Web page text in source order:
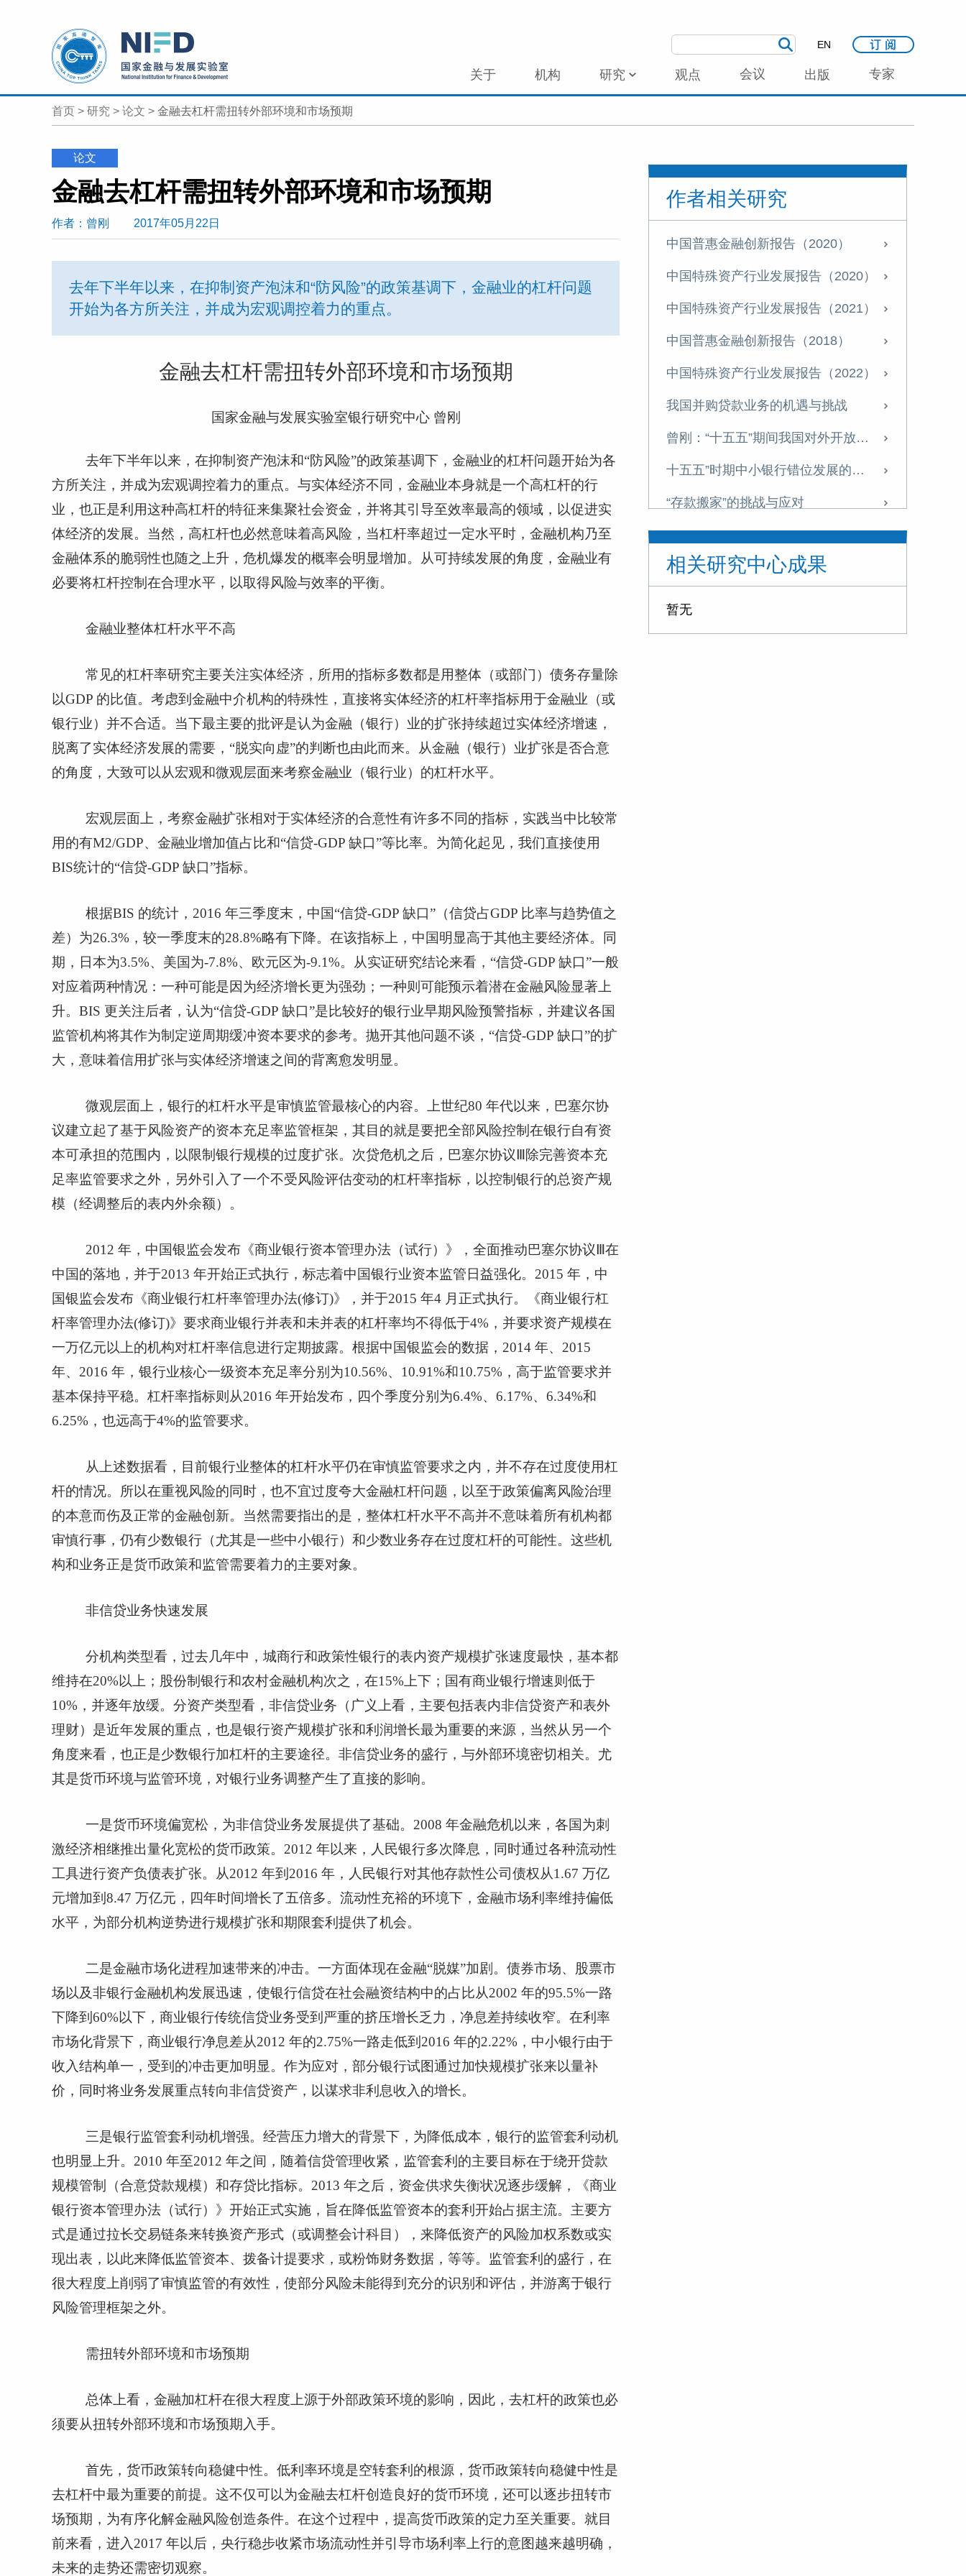
EN
关于 机构 研究 观点 会议 出版 专家
首页 > 研究 > 论文 > 金融去杠杆需扭转外部环境和市场预期
论文
金融去杠杆需扭转外部环境和市场预期
作者 ：曾刚 2017年05月22日
去年下半年以来，在抑制资产泡沫和“防风险”的政策基调下，金融业的杠杆问题
开始为各方所关注，并成为宏观调控着力的重点。
金融去杠杆需扭转外部环境和市场预期
国家金融与发展实验室银行研究中心 曾刚
去年下半年以来，在抑制资产泡沫和“防风险”的政策基调下，金融业的杠杆问题开始为各
方所关注，并成为宏观调控着力的重点。与实体经济不同，金融业本身就是一个高杠杆的行
业，也正是利用这种高杠杆的特征来集聚社会资金，并将其引导至效率最高的领域，以促进实
体经济的发展。当然，高杠杆也必然意味着高风险，当杠杆率超过一定水平时，金融机构乃至
金融体系的脆弱性也随之上升，危机爆发的概率会明显增加。从可持续发展的角度，金融业有
必要将杠杆控制在合理水平，以取得风险与效率的平衡。
金融业整体杠杆水平不高
常见的杠杆率研究主要关注实体经济，所用的指标多数都是用整体（或部门）债务存量除
以GDP 的比值。考虑到金融中介机构的特殊性，直接将实体经济的杠杆率指标用于金融业（或
银行业）并不合适。当下最主要的批评是认为金融（银行）业的扩张持续超过实体经济增速，
脱离了实体经济发展的需要，“脱实向虚”的判断也由此而来。从金融（银行）业扩张是否合意
的角度，大致可以从宏观和微观层面来考察金融业（银行业）的杠杆水平。
宏观层面上，考察金融扩张相对于实体经济的合意性有许多不同的指标，实践当中比较常
用的有M2/GDP、金融业增加值占比和“信贷-GDP 缺口”等比率。为简化起见，我们直接使用
BIS统计的“信贷-GDP 缺口”指标。
根据BIS 的统计， 2016 年三季度末，中国“信贷-GDP 缺口”（信贷占GDP 比率与趋势值之
差）为26.3% ，较一季度末的28.8%略有下降。在该指标上，中国明显高于其他主要经济体。同
期，日本为3.5%、美国为-7.8%、欧元区为-9.1%。从实证研究结论来看，“信贷-GDP 缺口”一般
对应着两种情况：一种可能是因为经济增长更为强劲；一种则可能预示着潜在金融风险显著上
升。 BIS 更关注后者，认为“信贷-GDP 缺口”是比较好的银行业早期风险预警指标，并建议各国
监管机构将其作为制定逆周期缓冲资本要求的参考。抛开其他问题不谈，“信贷-GDP 缺口”的扩
大，意味着信用扩张与实体经济增速之间的背离愈发明显。
微观层面上，银行的杠杆水平是审慎监管最核心的内容。上世纪80 年代以来，巴塞尔协
议建立起了基于风险资产的资本充足率监管框架，其目的就是要把全部风险控制在银行自有资
本可承担的范围内，以限制银行规模的过度扩张。次贷危机之后，巴塞尔协议Ⅲ除完善资本充
足率监管要求之外，另外引入了一个不受风险评估变动的杠杆率指标，以控制银行的总资产规
模（经调整后的表内外余额）。
2012 年，中国银监会发布《商业银行资本管理办法（试行）》，全面推动巴塞尔协议Ⅲ在
中国的落地，并于2013 年开始正式执行，标志着中国银行业资本监管日益强化。 2015 年，中
国银监会发布《商业银行杠杆率管理办法(修订)》，并于2015 年4 月正式执行。《商业银行杠
杆率管理办法(修订)》要求商业银行并表和未并表的杠杆率均不得低于4% ，并要求资产规模在
一万亿元以上的机构对杠杆率信息进行定期披露。根据中国银监会的数据， 2014 年、 2015
年、 2016 年，银行业核心一级资本充足率分别为10.56%、 10.91%和10.75% ，高于监管要求并
基本保持平稳。杠杆率指标则从2016 年开始发布，四个季度分别为6.4%、 6.17%、 6.34%和
6.25% ，也远高于4%的监管要求。
从上述数据看，目前银行业整体的杠杆水平仍在审慎监管要求之内，并不存在过度使用杠
杆的情况。所以在重视风险的同时，也不宜过度夸大金融杠杆问题，以至于政策偏离风险治理
的本意而伤及正常的金融创新。当然需要指出的是，整体杠杆水平不高并不意味着所有机构都
审慎行事，仍有少数银行（尤其是一些中小银行）和少数业务存在过度杠杆的可能性。这些机
构和业务正是货币政策和监管需要着力的主要对象。
非信贷业务快速发展
分机构类型看，过去几年中，城商行和政策性银行的表内资产规模扩张速度最快，基本都
维持在20%以上；股份制银行和农村金融机构次之，在15%上下；国有商业银行增速则低于
10% ，并逐年放缓。分资产类型看，非信贷业务（广义上看，主要包括表内非信贷资产和表外
理财）是近年发展的重点，也是银行资产规模扩张和利润增长最为重要的来源，当然从另一个
角度来看，也正是少数银行加杠杆的主要途径。非信贷业务的盛行，与外部环境密切相关。尤
其是货币环境与监管环境，对银行业务调整产生了直接的影响。
一是货币环境偏宽松，为非信贷业务发展提供了基础。 2008 年金融危机以来，各国为刺
激经济相继推出量化宽松的货币政策。 2012 年以来，人民银行多次降息，同时通过各种流动性
工具进行资产负债表扩张。从2012 年到 2016 年，人民银行对其他存款性公司债权从1.67 万亿
元增加到 8.47 万亿元，四年时间增长了五倍多。流动性充裕的环境下，金融市场利率维持偏低
水平，为部分机构逆势进行规模扩张和期限套利提供了机会。
二是金融市场化进程加速带来的冲击。一方面体现在金融“脱媒”加剧。债券市场、股票市
场以及非银行金融机构发展迅速，使银行信贷在社会融资结构中的占比从2002 年的95.5%一路
下降到 60%以下，商业银行传统信贷业务受到严重的挤压增长乏力，净息差持续收窄。在利率
市场化背景下，商业银行净息差从2012 年的2.75%一路走低到 2016 年的2.22% ，中小银行由于
收入结构单一，受到的冲击更加明显。作为应对，部分银行试图通过加快规模扩张来以量补
价，同时将业务发展重点转向非信贷资产，以谋求非利息收入的增长。
三是银行监管套利动机增强。经营压力增大的背景下，为降低成本，银行的监管套利动机
也明显上升。 2010 年至2012 年之间，随着信贷管理收紧，监管套利的主要目标在于绕开贷款
规模管制（合意贷款规模）和存贷比指标。 2013 年之后，资金供求失衡状况逐步缓解，《商业
银行资本管理办法（试行）》开始正式实施，旨在降低监管资本的套利开始占据主流。主要方
式是通过拉长交易链条来转换资产形式（或调整会计科目），来降低资产的风险加权系数或实
现出表，以此来降低监管资本、拨备计提要求，或粉饰财务数据，等等。监管套利的盛行，在
很大程度上削弱了审慎监管的有效性，使部分风险未能得到充分的识别和评估，并游离于银行
风险管理框架之外。
需扭转外部环境和市场预期
总体上看，金融加杠杆在很大程度上源于外部政策环境的影响，因此，去杠杆的政策也必
须要从扭转外部环境和市场预期入手。
首先，货币政策转向稳健中性。低利率环境是空转套利的根源，货币政策转向稳健中性是
去杠杆中最为重要的前提。这不仅可以为金融去杠杆创造良好的货币环境，还可以逐步扭转市
场预期，为有序化解金融风险创造条件。在这个过程中，提高货币政策的定力至关重要。就目
前来看，进入2017 年以后，央行稳步收紧市场流动性并引导市场利率上行的意图越来越明确，
未来的走势还需密切观察。
作者相关研究
中国普惠金融创新报告（2020）
中国特殊资产行业发展报告（2020）
中国特殊资产行业发展报告（2021）
中国普惠金融创新报告（2018）
中国特殊资产行业发展报告（2022）
我国并购贷款业务的机遇与挑战
曾刚：“十五五”期间我国对外开放新格局与商业银行经营策略
十五五”时期中小银行错位发展的战略选择与实施路径
“存款搬家”的挑战与应对
“十五五”金融领域的战略布局与改革路径
“十五五”时期我国金融业 将迎来转型升级的关键窗口期
相关研究中心成果
暂无